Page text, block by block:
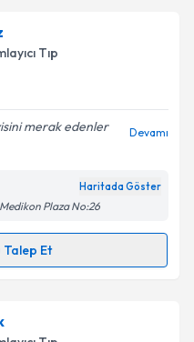
ile bilgilendireceğiz.
ediyorum.
Gönder
Tıp
merak edenler
Devamı
Haritada Göster
Plaza No:26
Talep Et
takvimi talebi
randevu almanız için bir